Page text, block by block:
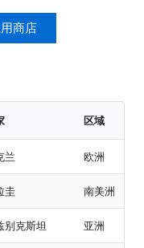
商店
区域
兰 欧洲
圭 南美洲
别克斯坦 亚洲